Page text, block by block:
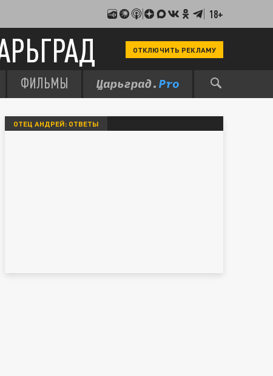
18+
ОТКЛЮЧИТЬ РЕКЛАМУ
ФИЛЬМЫ
ОТЕЦ АНДРЕЙ: ОТВЕТЫ